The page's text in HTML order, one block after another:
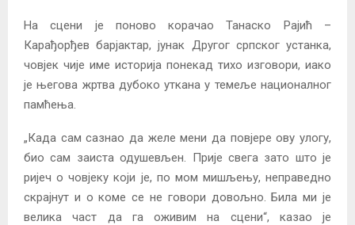
На сцени је поново корачао Танаско Рајић –
Карађорђев барјактар, јунак Другог српског устанка,
човјек чије име историја понекад тихо изговори, иако
је његова жртва дубоко уткана у темеље националног
памћења.
„Када сам сазнао да желе мени да повјере ову улогу,
био сам заиста одушевљен. Прије свега зато што је
ријеч о човјеку који је, по мом мишљењу, неправедно
скрајнут и о коме се не говори довољно. Била ми је
велика част да га оживим на сцени“, казао је